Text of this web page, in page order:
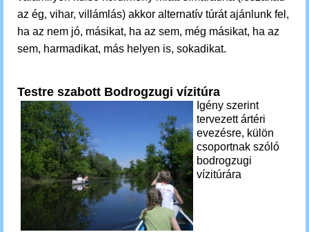
az ég, vihar, villámlás) akkor alternatív túrát ajánlunk fel,
ha az nem jó, másikat, ha az sem, még másikat, ha az
sem, harmadikat, más helyen is, sokadikat.
Testre szabott Bodrogzugi vízitúra
Igény szerint
tervezett ártéri
evezésre, külön
csoportnak szóló
bodrogzugi
vízitúrára